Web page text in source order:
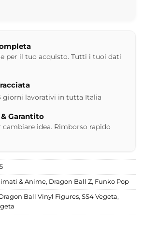
per il tuo acquisto. Tutti i tuoi dati
giorni lavorativi in tutta Italia
Garantito
cambiare idea. Rimborso rapido
& Anime, Dragon Ball Z, Funko Pop
Ball Vinyl Figures, SS4 Vegeta,